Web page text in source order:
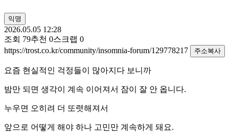
익명
2026.05.05 12:28
조회 79추천 0스크랩 0
https://trost.co.kr/community/insomnia-forum/129778217
주소복사
요즘 현실적인 걱정들이 많아지다 보니까
밤만 되면 생각이 계속 이어져서 잠이 잘 안 옵니다.
누우면 오히려 더 또렷해져서
앞으로 어떻게 해야 하나 고민만 계속하게 돼요.